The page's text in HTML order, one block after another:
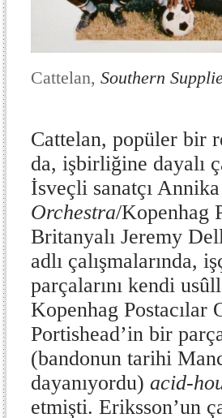
Cattelan, Southern
Cattelan, popüler bir
da, işbirliğine dayalı
İsveçli sanatçı Annika
Orchestra/Kopenhag
Britanyalı Jeremy
adlı çalışmalarında,
parçalarını kendi
Kopenhag Postacılar
Portishead’in bir
(bandonun tarihi
dayanıyordu) acid-
etmişti. Eriksson’un